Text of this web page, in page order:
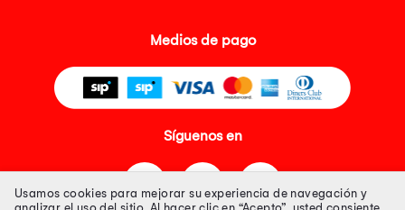
Medios de pago
Síguenos en
Usamos cookies para mejorar su experiencia de navegación y